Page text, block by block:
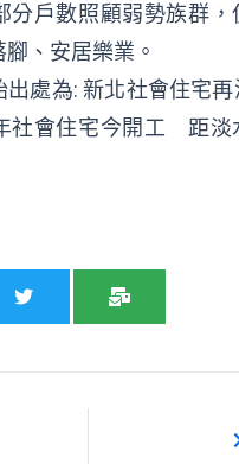
分戶數照顧弱勢族群，
、安居樂業。
出處為:新北社會住宅
社會住宅今開工 距淡